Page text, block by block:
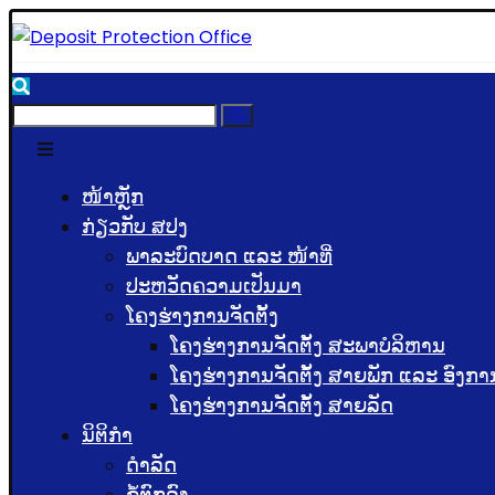
ໜ້າຫຼັກ
ກ່ຽວກັບ ສປງ
ພາລະບົດບາດ ແລະ ໜ້າທີ່
ປະຫວັດຄວາມເປັນມາ
ໂຄງຮ່າງການຈັດຕັ້ງ
ໂຄງຮ່າງການຈັດຕັ້ງ ສະພາບໍລິຫານ
ໂຄງຮ່າງການຈັດຕັ້ງ ສາຍພັກ ແລະ ອົງກ
ໂຄງຮ່າງການຈັດຕັ້ງ ສາຍລັດ
ນິຕິກຳ
ດຳລັດ